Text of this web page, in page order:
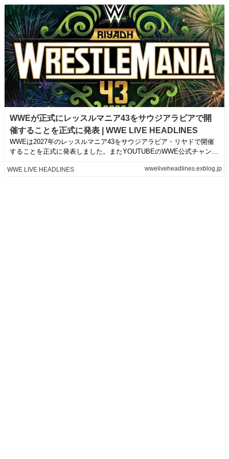
WWEが正式にレッスルマニア43をサウジアラビアで開
催することを正式に発表 | WWE LIVE HEADLINES
WWEは2027年のレッスルマニア43をサウジアラビア・リヤドで開催
することを正式に発表しました。またYOUTUBEのWWE公式チャンネ
WWE LIVE HEADLINES wweliveheadlines.exblog.jp